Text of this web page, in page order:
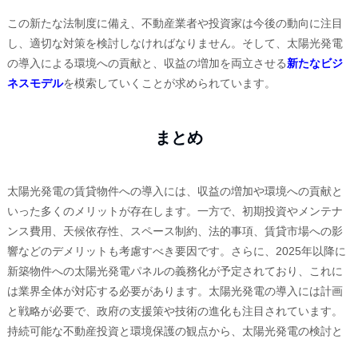
この新たな法制度に備え、不動産業者や投資家は今後の動向に注目
し、適切な対策を検討しなければなりません。そして、太陽光発電
の導入による環境への貢献と、収益の増加を両立させる新たなビジ
ネスモデルを模索していくことが求められています。
まとめ
太陽光発電の賃貸物件への導入には、収益の増加や環境への貢献と
いった多くのメリットが存在します。一方で、初期投資やメンテナ
ンス費用、天候依存性、スペース制約、法的事項、賃貸市場への影
響などのデメリットも考慮すべき要因です。さらに、2025年以降に
新築物件への太陽光発電パネルの義務化が予定されており、これに
は業界全体が対応する必要があります。太陽光発電の導入には計画
と戦略が必要で、政府の支援策や技術の進化も注目されています。
持続可能な不動産投資と環境保護の観点から、太陽光発電の検討と